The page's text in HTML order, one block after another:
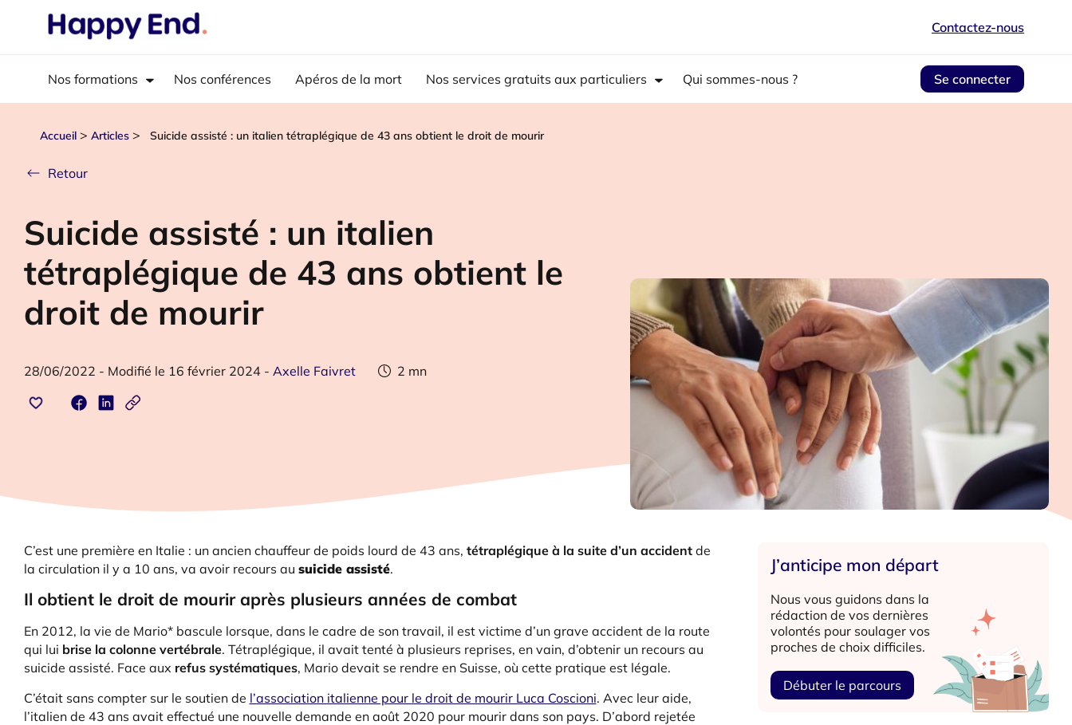
Contactez-nous
Nos formations Nos conférences Apéros de la mort Nos services gratuits aux particuliers Qui sommes-nous ? Se connecter
Accueil > Articles > Suicide assisté : un italien tétraplégique de 43 ans obtient le droit de mourir
Retour
Suicide assisté : un italien
tétraplégique de 43 ans obtient le
droit de mourir
28/06/2022 - Modifié le 16 février 2024- Axelle Faivret 2 mn
C’est une première en Italie : un ancien chauffeur de poids lourd de 43 ans, tétraplégique à la suite d’un accidentde
la circulation il y a 10 ans, va avoir recours au suicide assisté.
Il obtient le droit de mourir après plusieurs années de combat
En 2012, la vie de Mario* bascule lorsque, dans le cadre de son travail, il est victime d’un grave accident de la route
qui lui brise la colonne vertébrale. Tétraplégique, il avait tenté à plusieurs reprises, en vain, d’obtenir un recours au
suicide assisté. Face aux refus systématiques, Mario devait se rendre en Suisse, où cette pratique est légale.
C’était sans compter sur le soutien de l’association italienne pour le droit de mourir Luca Coscioni. Avec leur aide,
l’italien de 43 ans avait effectué une nouvelle demande en août 2020 pour mourir dans son pays. D’abord rejetée
J’anticipe mon départ
Nous vous guidons dans la
rédaction de vos dernières
volontés pour soulager vos
proches de choix difficiles.
Débuter le parcours